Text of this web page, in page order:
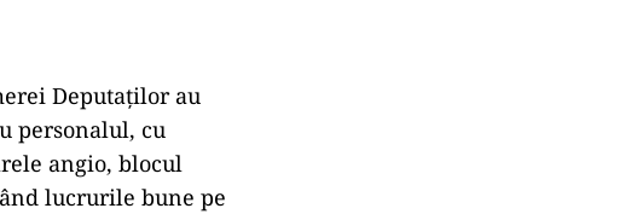
Deputaţilor au
personalul, cu
angio, blocul
lucrurile bune pe